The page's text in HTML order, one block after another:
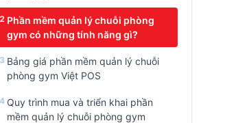
Phần mềm quản lý chuỗi phòng
gym có những tính năng gì?
Bảng giá phần mềm quản lý chuỗi
phòng gym Việt POS
Quy trình mua và triển khai phần
mềm quản lý chuỗi phòng gym